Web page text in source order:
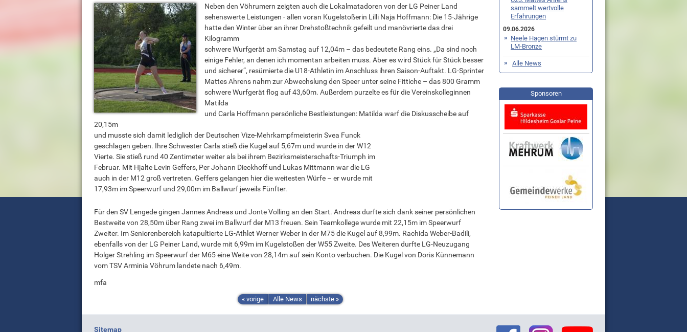
Neben den Vöhrumern zeigten auch die Lokalmatadoren von der LG Peiner Land
sehenswerte Leistungen - allen voran Kugelstoßerin Lilli Naja Hoffmann: Die 15-Jährige
hatte den Winter über an ihrer Drehstoßtechnik gefeilt und manövrierte das drei
Kilogramm
schwere Wurfgerät am Samstag auf 12,04m – das bedeutete Rang eins. „Da sind noch
einige Fehler, an denen ich momentan arbeiten muss. Aber es wird Stück für Stück besser
und sicherer“, resümierte die U18-Athletin im Anschluss ihren Saison-Auftakt. LG-Sprinter
Mattes Ahrens nahm zur Abwechslung den Speer unter seine Fittiche – das 800 Gramm
schwere Wurfgerät flog auf 43,60m. Außerdem purzelte es für die Vereinskolleginnen
Matilda
und Carla Hoffmann persönliche Bestleistungen: Matilda warf die Diskusscheibe auf
20,15m
und musste sich damit lediglich der Deutschen Vize-Mehrkampfmeisterin Svea Funck
geschlagen geben. Ihre Schwester Carla stieß die Kugel auf 5,67m und wurde in der W12
Vierte. Sie stieß rund 40 Zentimeter weiter als bei ihrem Bezirksmeisterschafts-Triumph im
Februar. Mit Hjalte Levin Geffers, Per Johann Dieckhoff und Lukas Mittmann war die LG
auch in der M12 groß vertreten. Geffers gelangen hier die weitesten Würfe – er wurde mit
17,93m im Speerwurf und 29,00m im Ballwurf jeweils Fünfter.
Für den SV Lengede gingen Jannes Andreas und Jonte Volling an den Start. Andreas durfte sich dank seiner persönlichen
Bestweite von 28,50m über Rang zwei im Ballwurf der M13 freuen. Sein Teamkollege wurde mit 22,15m im Speerwurf
Zweiter. Im Seniorenbereich katapultierte LG-Athlet Werner Weber in der M75 die Kugel auf 8,99m. Rachida Weber-Badili,
ebenfalls von der LG Peiner Land, wurde mit 6,99m im Kugelstoßen der W55 Zweite. Des Weiteren durfte LG-Neuzugang
Holger Strehling im Speerwurf der M65 eine Weite von 28,14m auf sein Konto verbuchen. Die Kugel von Doris Künnemann
vom TSV Arminia Vöhrum landete nach 6,49m.
mfa
« vorige Alle News nächste »
sammelt wertvolle
Erfahrungen
09.06.2026
Neele Hagen stürmt zu
LM-Bronze
Alle News
Sponsoren
Sitemap